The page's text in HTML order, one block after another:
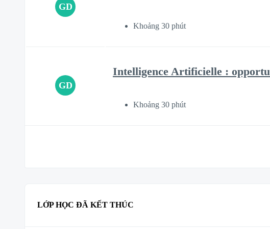
GD
Khoảng 30 phút
GD
Intelligence Artificielle :
Khoảng 30 phút
LỚP HỌC ĐÃ KẾT THÚC